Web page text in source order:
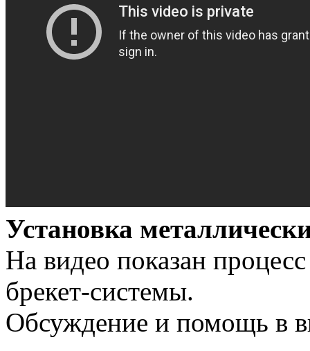
Установка
На видео показан
брекет-системы.
Обсуждение и помощь в